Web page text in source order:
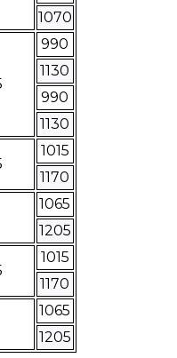
1070
990
1130
990
1130
1015
1170
1065
1205
1015
1170
1065
1205